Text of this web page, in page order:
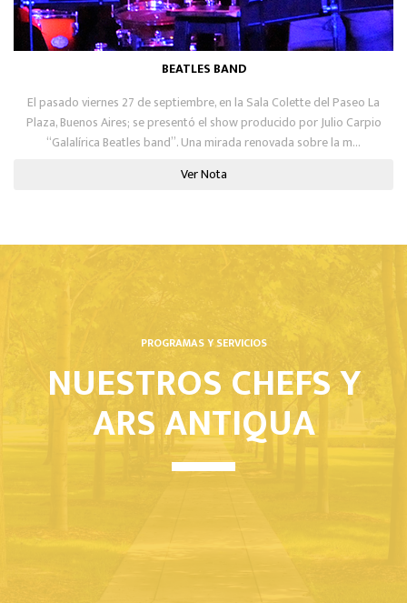
BEATLES BAND
El pasado viernes 27 de septiembre, en la Sala Colette del Paseo La
Plaza, Buenos Aires; se presentó el show producido por Julio Carpio
“Galalírica Beatles band”. Una mirada renovada sobre la m...
Ver Nota
PROGRAMAS Y SERVICIOS
NUESTROS CHEFS Y
ARS ANTIQUA